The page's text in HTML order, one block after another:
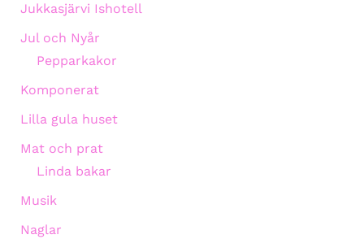
Jukkasjärvi Ishotell
Jul och Nyår
Pepparkakor
Komponerat
Lilla gula huset
Mat och prat
Linda bakar
Musik
Naglar